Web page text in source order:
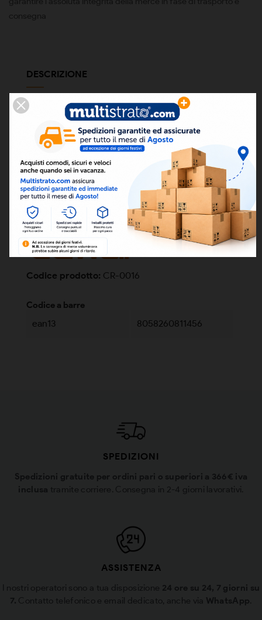
DESCRIZIONE
Inscatolato ad espansione di liquido regolabile con
Completo di guaina attacco da 1/2" lunghezza 85 mm
Omologato ENEC + I.S.P.E.S.L.
Conformità CE + EN 60730 + LDV 2014/35/UE + EMC
2014/30/UE
DETTAGLI
Codice prodotto: CR-0016
Codice a barre
ean13 8058260811456
SPEDIZIONI
Spedizioni gratuite per ordini pari o superiori a 366€ iva
inclusa tramite corriere. Consegna in 2-4 giorni lavorativi.
ASSISTENZA
I nostri operatori sono a tua disposizione 24 ore su 24, 7 giorni su
7. Contatto telefonico e email dedicato, anche via WhatsApp